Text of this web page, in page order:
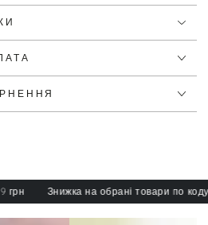
Знижка на обрані товари по коду: